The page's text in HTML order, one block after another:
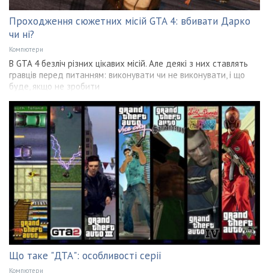
Проходження сюжетних місій GTA 4: вбивати Дарко
чи ні?
Компютери
В GTA 4 безліч різних цікавих місій. Але деякі з них ставлять
гравців перед питанням: виконувати чи не виконувати, і що
буде, якщо не зробити
Що таке "ДТА": особливості серії
Компютери